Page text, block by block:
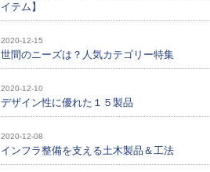
イテム】
2020-12-15
世間のニーズは？人気カテゴリー特集
2020-12-10
デザイン性に優れた１５製品
2020-12-08
インフラ整備を支える土木製品＆工法